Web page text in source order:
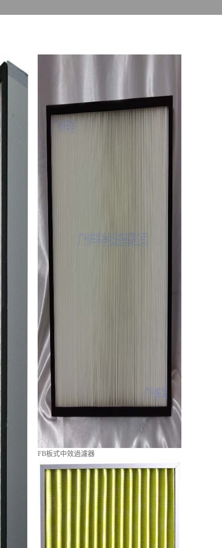
FB板式中效過濾器